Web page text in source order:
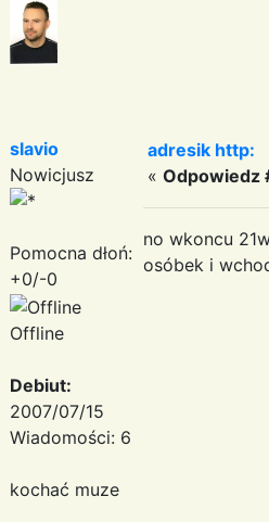
slavio
Nowicjusz
Pomocna dłoń:
+0/-0
Offline
Debiut:
2007/07/15
Wiadomości: 6
kochać muze
adresik http:
« Odpowiedz
no wkoncu
osóbek i